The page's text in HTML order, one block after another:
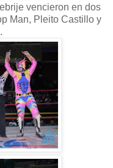
vencieron en dos
Man, Pleito Castillo y